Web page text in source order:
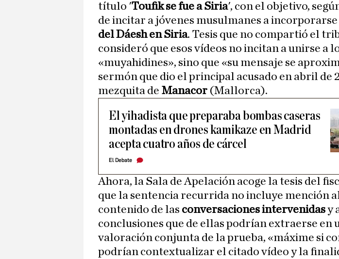
título 'Toufik se fue a Siria', con el objetivo,
de incitar a jóvenes musulmanes a incorporarse
del Dáesh en Siria. Tesis que no compartió el
consideró que esos vídeos no incitan a unirse a
«muyahidines», sino que «su mensaje se
sermón que dio el principal acusado en abril de
mezquita de Manacor (Mallorca).
El yihadista que preparaba bombas caseras
montadas en drones kamikaze en Madrid
acepta cuatro años de cárcel
El Debate
Ahora, la Sala de Apelación acoge la tesis del
que la sentencia recurrida no incluye mención
contenido de las conversaciones intervenidasy
conclusiones que de ellas podrían extraerse en
valoración conjunta de la prueba, «máxime si
podrían contextualizar el citado vídeo y la